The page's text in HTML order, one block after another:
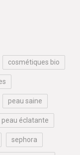
cosmétiques bio
peau saine
peau éclatante
sephora